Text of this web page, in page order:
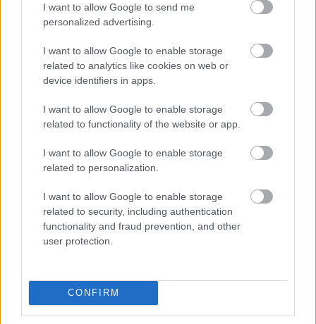
I want to allow Google to send me
personalized advertising.
I want to allow Google to enable storage
related to analytics like cookies on web or
device identifiers in apps.
I want to allow Google to enable storage
related to functionality of the website or app.
I want to allow Google to enable storage
related to personalization.
I want to allow Google to enable storage
related to security, including authentication
functionality and fraud prevention, and other
user protection.
CONFIRM
dinamikus vegyes alap. A Lightyear szervezésében
olyan beszélgetéseket és workshopokat vezet,
amelyek összehozzák a laikus befektetőnőket a
szakértőkkel, és közösen tudnak ötletelni. Hisz
abban, hogy megfelelő tudással a nők képesek
megváltoztatni az életüket, és szilárd alapot
biztosítani vágyaiknak.„különösen a nők
számára fontos ez a tudás, akik történelmileg
alulreprezentáltak a pénzügyi és a matematikai
oktatás terén. Hiszek abban, hogy a tájékozottság
kontrollt ad az élet felett.
Közösséget formál